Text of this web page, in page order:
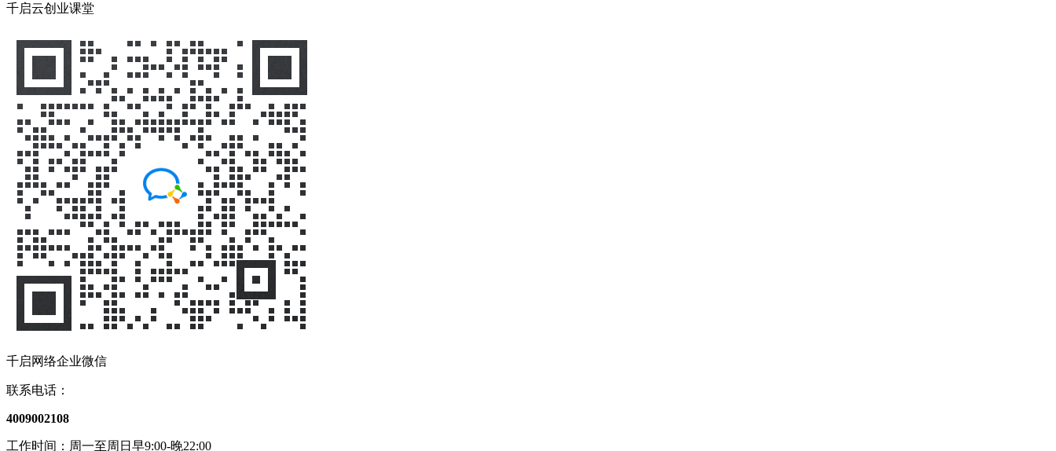
千启云创业课堂
千启网络企业微信
联系电话：
4009002108
工作时间：周一至周日早9:00-晚22:00